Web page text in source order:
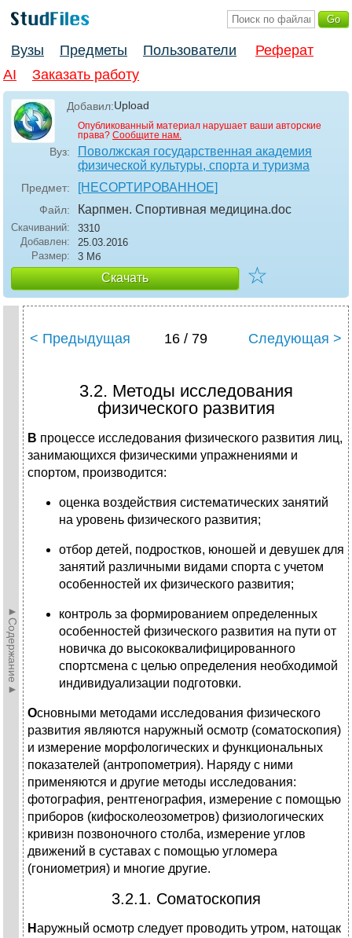
Вузы Предметы Пользователи
Реферат
AI
Заказать работу
Добавил:Upload
Опубликованный материал нарушает ваши авторские
права? Сообщите нам.
Вуз:
Поволжская государственная академия
физической культуры, спорта и туризма
Предмет: [НЕСОРТИРОВАННОЕ]
Файл: Карпмен. Спортивная медицина.doc
Скачиваний:
3310
Добавлен:
25.03.2016
Размер:
3 Мб
Скачать ☆
►Содержание►
< Предыдущая 16 / 79 Следующая >
3.2. Методы исследования
физического развития
В процессе исследования физического развития лиц,
занимающихся физическими упражнениями и
спортом, производится:
оценка воздействия систематических занятий
на уровень физического развития;
отбор детей, подростков, юношей и девушек для
занятий различными видами спорта с учетом
особенностей их физического развития;
контроль за формированием определенных
особенностей физического развития на пути от
новичка до высококвалифицированного
спортсмена с целью определения необходимой
индивидуализации подготовки.
Основными методами исследования физического
развития являются наружный осмотр (соматоскопия)
и измерение морфологических и функциональных
показателей (антропометрия). Наряду с ними
применяются и другие методы исследования:
фотография, рентгенография, измерение с помощью
приборов (кифосколеозометров) физиологических
кривизн позвоночного столба, измерение углов
движений в суставах с помощью угломера
(гониометрия) и многие другие.
3.2.1. Соматоскопия
Наружный осмотр следует проводить утром, натощак